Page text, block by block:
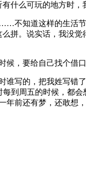
什么可玩的地方时
不知道这样的生活
拼。说实话，我没
候，要给自己找个
写的，把我姓写错
到周五的时候，都
年前还有梦，还敢想